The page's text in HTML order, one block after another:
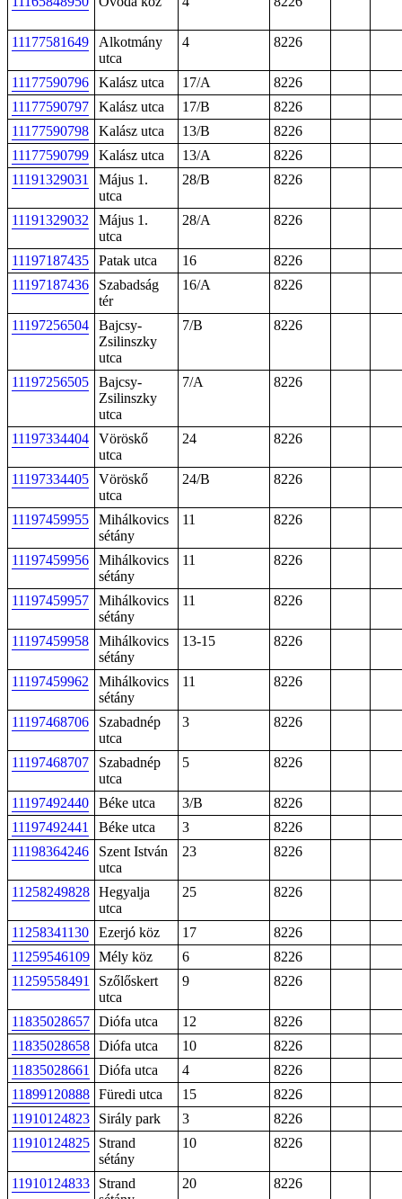
11177581649
Alkotmány
utca
4 8226
11177590796 Kalász utca 17/A
8226
11177590797
Kalász utca 17/B
8226
11177590798
Kalász utca 13/B
8226
11177590799
Kalász utca 13/A
8226
11191329031
Május 1.
utca
28/B 8226
11191329032
Május 1.
utca
28/A 8226
11197187435 Patak utca 16
8226
11197187436
Szabadság
tér
16/A 8226
11197256504
Bajcsy-
Zsilinszky
utca
7/B 8226
11197256505
Bajcsy-
Zsilinszky
utca
7/A 8226
11197334404
Vöröskő
utca
24 8226
11197334405
Vöröskő
utca
24/B 8226
11197459955
Mihálkovics
sétány
11 8226
11197459956
Mihálkovics
sétány
11 8226
11197459957
Mihálkovics
sétány
11 8226
11197459958
Mihálkovics
sétány
13-15 8226
11197459962
Mihálkovics
sétány
11 8226
11197468706
Szabadnép
utca
3 8226
11197468707
Szabadnép
utca
5 8226
11197492440 Béke utca 3/B
8226
11197492441
Béke utca 3
8226
11198364246
Szent István
utca
23 8226
11258249828 Hegyalja
utca
25 8226
11258341130 Ezerjó köz 17
8226
11259546109 Mély köz 6
8226
11259558491
Szőlőskert
utca
9 8226
11835028657 Diófa utca 12
8226
11835028658 Diófa utca 10
8226
11835028661
Diófa utca 4
8226
11899120888 Füredi utca 15
8226
11910124823
Sirály park 3
8226
11910124825
Strand
sétány
10 8226
11910124833
Strand
20 8226